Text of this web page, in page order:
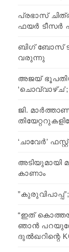
പ്രഭാസ്
ഫയർ ടീസർ
ബിഗ് ബോസ്
വരുന്നു
അജയ്
‘ചൊവ്വാഴ്ച’;
ജി.
‘ചാവേര്‍’
കാണാം
“ഇത്
ഞാൻ
ദുൽഖറിന്റെ